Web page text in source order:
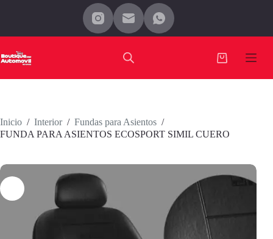
Carro
Inicio / Interior / Fundas para Asientos /
FUNDA PARA ASIENTOS ECOSPORT SIMIL CUERO